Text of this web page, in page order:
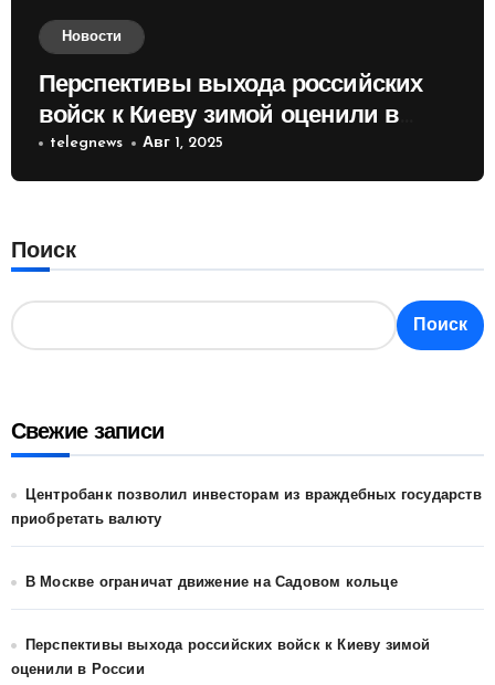
Новости
Перспективы выхода российских
войск к Киеву зимой оценили в
России
telegnews Авг 1, 2025
Поиск
Поиск
Свежие записи
Центробанк позволил инвесторам из враждебных государств
приобретать валюту
В Москве ограничат движение на Садовом кольце
Перспективы выхода российских войск к Киеву зимой
оценили в России